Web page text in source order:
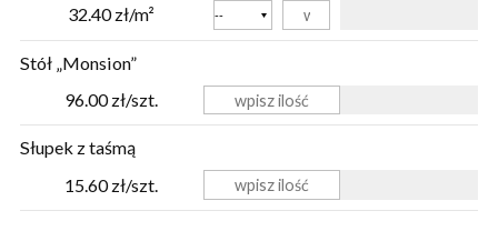
32.40 zł/m²
Kolor
Stół „Monsion”
96.00 zł/szt.
Słupek z taśmą
15.60 zł/szt.